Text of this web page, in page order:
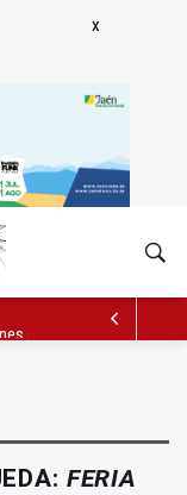
su inversión social en
FERIA